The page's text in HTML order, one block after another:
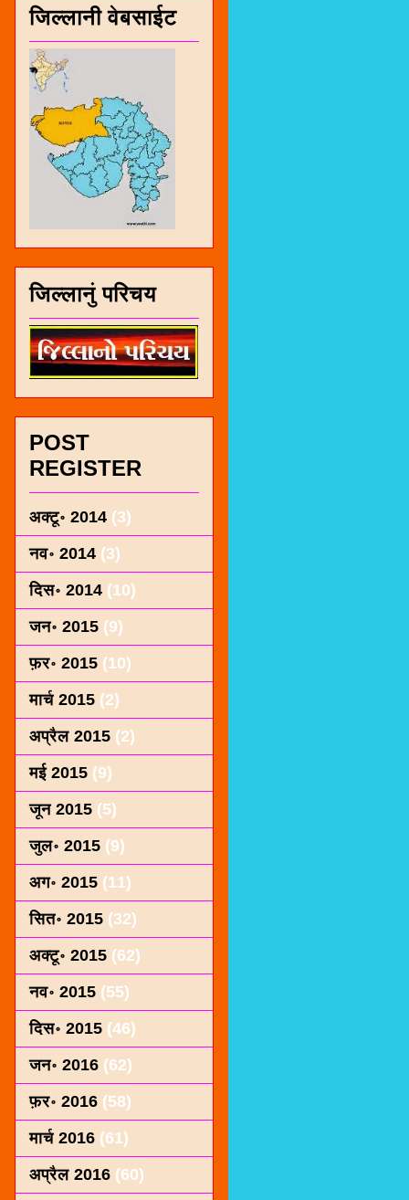
जिल्लानी वेबसाईट
जिल्लानुं परिचय
POST
REGISTER
अक्टू॰ 2014 (3)
नव॰ 2014 (3)
दिस॰ 2014 (10)
जन॰ 2015 (9)
फ़र॰ 2015 (10)
मार्च 2015 (2)
अप्रैल 2015 (2)
मई 2015 (9)
जून 2015 (5)
जुल॰ 2015 (9)
अग॰ 2015 (11)
सित॰ 2015 (32)
अक्टू॰ 2015 (62)
नव॰ 2015 (55)
दिस॰ 2015 (46)
जन॰ 2016 (62)
फ़र॰ 2016 (58)
मार्च 2016 (61)
अप्रैल 2016 (60)